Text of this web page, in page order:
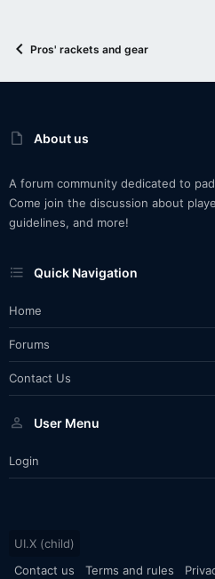
Pros' rackets and gear
About us
A forum community dedicated to
Come join the discussion about
guidelines, and more!
Quick Navigation
Home
Forums
Contact Us
User Menu
Login
UI.X (child)
Contact us
Terms and rules